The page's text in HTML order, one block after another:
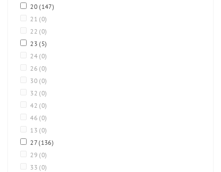
20(147)
21 (0)
22 (0)
23(5)
24 (0)
26 (0)
30 (0)
32 (0)
42 (0)
46 (0)
13 (0)
27(136)
29 (0)
33 (0)